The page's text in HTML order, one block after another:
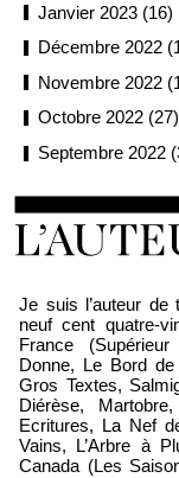
Janvier 2023 (16)
Décembre 2022
Novembre 2022
Octobre 2022 (27)
Septembre 2022
Je suis l’auteur de
neuf cent quatre-
France
Donne, Le Bord de
Gros Textes,
Diérèse,
Ecritures, La Nef
Vains, L’Arbre à
Canada (Les